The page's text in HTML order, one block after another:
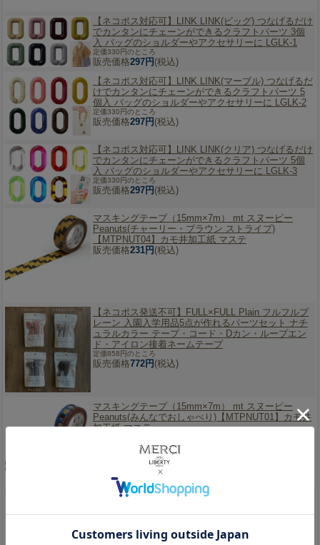
【ネコポス対応可】
LINK LINK(ビッグ) つなげるだけ
でカンタンにチェーンができるクラフトパーツ 3個
入 バッグのショルダーやアクセサリーに LGLK-1
定価330円のところ
販売価格297円 (税込)
【ネコポス対応可】
LINK LINK(マーブル) つなげるだ
けでカンタンにチェーンができるクラフトパーツ 5
個入 バッグのショルダーやアクセサリーに LGLK-2
定価330円のところ
販売価格297円 (税込)
【ネコポス対応可】
LINK LINK(クリア) つなげるだけ
でカンタンにチェーンができるクラフトパーツ 5個
入 バッグのショルダーやアクセサリーに LGLK-3
定価330円のところ
販売価格297円 (税込)
マスキングテープ（15mm×7m） mt スヌーピー
Peanuts(チャーリー・ブラウン ストライプ)
【MTPNUT04】カモ井加工紙 マステ
販売価格231円 (税込)
【ネコポス発送不可】
FULL×FULL Plain フルフルプ
レーン 入園入学用品5点が作れるパーツセット ナチ
ュラルカラー テープ・コード・Dカン・ループエン
ド・アイロン接着ネームテープ
定価858円のところ
販売価格772円 (税込)
マスキングテープ（15mm×7m） mt スヌーピー
Peanuts(みんなでおしゃべり)【MTPNUT01】カモ井
加工紙 マステ
マスキングテープ（15mm×7m） mt スヌーピー
販売価格231円(税込)